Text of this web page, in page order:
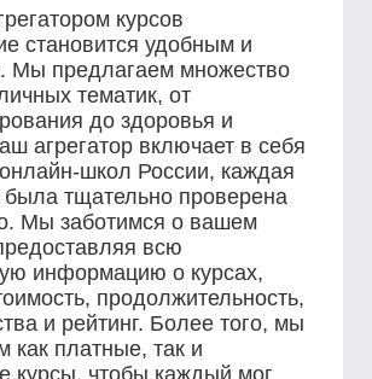
курсов
становится удобным и
Мы предлагаем множество
тематик, от
до здоровья и
агрегатор включает в себя
школ России, каждая
была тщательно проверена
Мы заботимся о вашем
всю
информацию о курсах,
продолжительность,
и рейтинг. Более того, мы
как платные, так и
курсы, чтобы каждый мог